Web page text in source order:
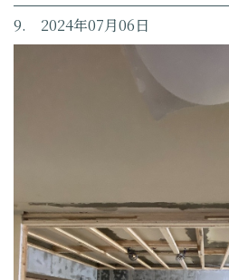
9. 2024年07月06日